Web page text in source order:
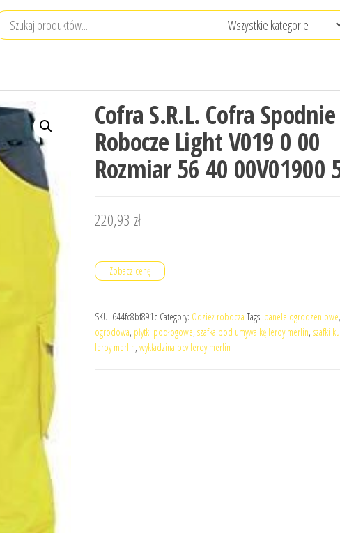
Cofra S.R.L. Cofra Spodnie
Robocze Light V019 0 00
Rozmiar 56 40 00V01900
220,93 zł
Zobacz cenę
SKU: 644fc8bf891c Category: Odzież robocza Tags: panele ogrodzeniowe,
ogrodowa, płytki podłogowe, szafka pod umywalkę leroy merlin, szafki
leroy merlin, wykładzina pcv leroy merlin